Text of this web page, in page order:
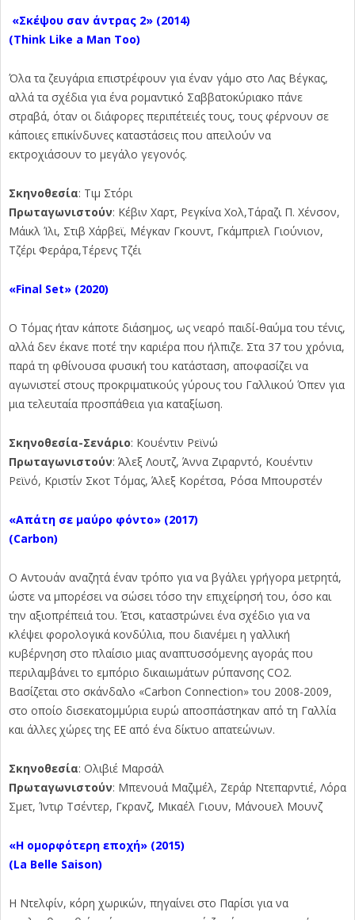
«Σκέψου σαν άντρας 2» (2014)
(Think Like a Man Too)
Όλα τα ζευγάρια επιστρέφουν για έναν γάμο στο Λας Βέγκας,
αλλά τα σχέδια για ένα ρομαντικό Σαββατοκύριακο πάνε
στραβά, όταν οι διάφορες περιπέτειές τους, τους φέρνουν σε
κάποιες επικίνδυνες καταστάσεις που απειλούν να
εκτροχιάσουν το μεγάλο γεγονός.
Σκηνοθεσία: Τιμ Στόρι
Πρωταγωνιστούν: Κέβιν Χαρτ, Ρεγκίνα Χολ,Τάραζι Π. Χένσον,
Μάικλ Ίλι, Στιβ Χάρβεϊ, Μέγκαν Γκουντ, Γκάμπριελ Γιούνιον,
Τζέρι Φεράρα,Τέρενς Τζέι
«Final Set» (2020)
Ο Τόμας ήταν κάποτε διάσημος, ως νεαρό παιδί-θαύμα του τένις,
αλλά δεν έκανε ποτέ την καριέρα που ήλπιζε. Στα 37 του χρόνια,
παρά τη φθίνουσα φυσική του κατάσταση, αποφασίζει να
αγωνιστεί στους προκριματικούς γύρους του Γαλλικού Όπεν για
μια τελευταία προσπάθεια για καταξίωση.
Σκηνοθεσία-Σενάριο: Κουέντιν Ρεϊνώ
Πρωταγωνιστούν: Άλεξ Λουτζ, Άννα Ζιραρντό, Κουέντιν
Ρεϊνό, Κριστίν Σκοτ Τόμας, Άλεξ Κορέτσα, Ρόσα Μπουρστέν
«Απάτη σε μαύρο φόντο» (2017)
(Carbon)
Ο Αντουάν αναζητά έναν τρόπο για να βγάλει γρήγορα μετρητά,
ώστε να μπορέσει να σώσει τόσο την επιχείρησή του, όσο και
την αξιοπρέπειά του. Έτσι, καταστρώνει ένα σχέδιο για να
κλέψει φορολογικά κονδύλια, που διανέμει η γαλλική
κυβέρνηση στο πλαίσιο μιας αναπτυσσόμενης αγοράς που
περιλαμβάνει το εμπόριο δικαιωμάτων ρύπανσης CO2.
Βασίζεται στο σκάνδαλο «Carbon Connection» του 2008-2009,
στο οποίο δισεκατομμύρια ευρώ αποσπάστηκαν από τη Γαλλία
και άλλες χώρες της ΕΕ από ένα δίκτυο απατεώνων.
Σκηνοθεσία: Ολιβιέ Μαρσάλ
Πρωταγωνιστούν: Μπενουά Μαζιμέλ, Ζεράρ Ντεπαρντιέ, Λόρα
Σμετ, Ίντιρ Τσέντερ, Γκρανζ, Μικαέλ Γιουν, Μάνουελ Μουνζ
«Η ομορφότερη εποχή» (2015)
(La Belle Saison)
Η Ντελφίν, κόρη χωρικών, πηγαίνει στο Παρίσι για να